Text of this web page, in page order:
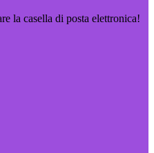
la casella di posta elettronica!